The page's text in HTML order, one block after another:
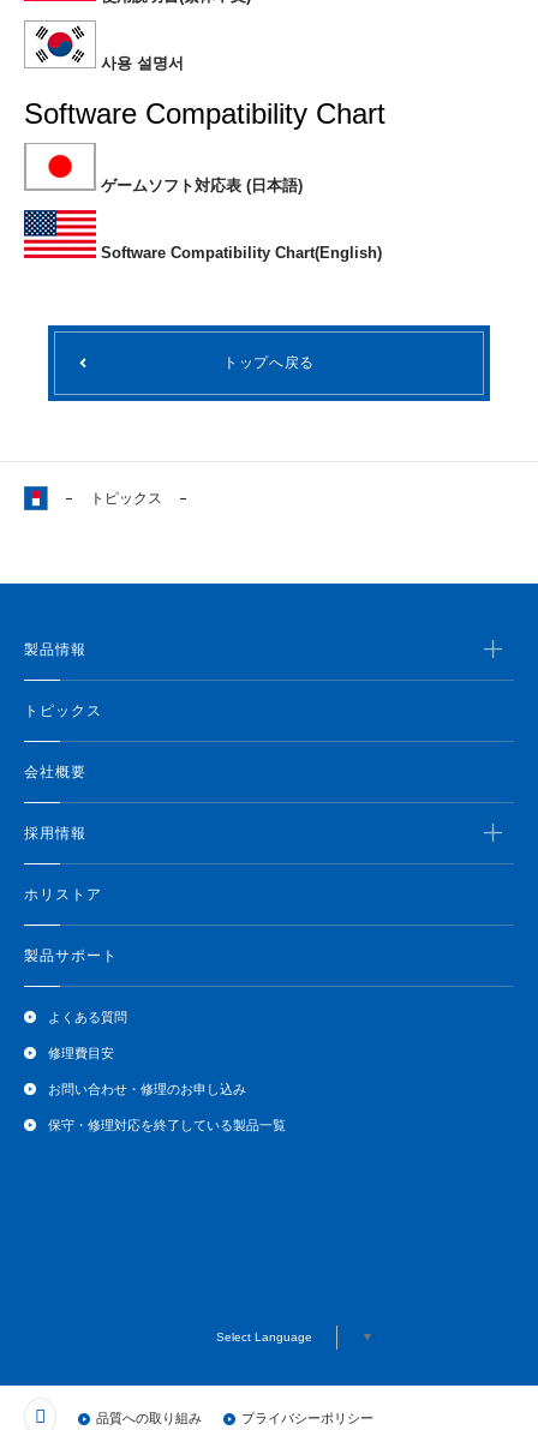
사용 설명서
Software Compatibility Chart
ゲームソフト対応表 (日本語)
Software Compatibility Chart(English)
トップへ戻る
トピックス
製品情報
トピックス
会社概要
採用情報
ホリストア
製品サポート
よくある質問
修理費目安
お問い合わせ・修理のお申し込み
保守・修理対応を終了している製品一覧
Select Language ▼
品質への取り組み プライバシーポリシー